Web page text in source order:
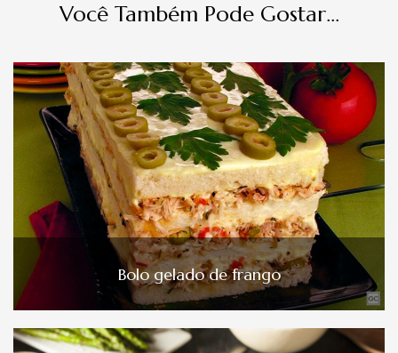
Você Também Pode Gostar...
Bolo gelado de frango